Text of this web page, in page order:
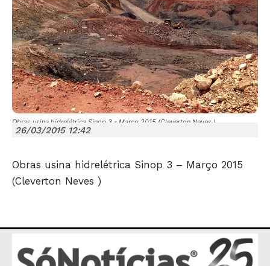
Só Notícias
JUNTE-SE NO WHATSAPP
HOME
Obras usina hidrelétrica Sinop 3 - Março 2015 (Cleverton Neves )
26/03/2015 12:42
Obras usina hidrelétrica Sinop 3 – Março 2015
(Cleverton Neves )